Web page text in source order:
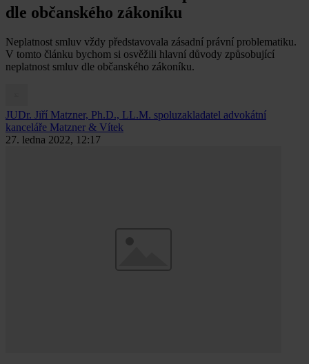
dle občanského zákoníku
Neplatnost smluv vždy představovala zásadní právní problematiku.
V tomto článku bychom si osvěžili hlavní důvody způsobující
neplatnost smluv dle občanského zákoníku.
JUDr. Jiří Matzner, Ph.D., LL.M. spoluzakladatel advokátní
kanceláře Matzner & Vítek
27. ledna 2022, 12:17